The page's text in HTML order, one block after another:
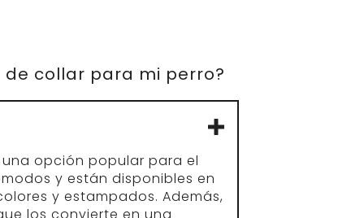
collar para mi perro?
opción popular para el
y están disponibles en
y estampados. Además,
los convierte en una